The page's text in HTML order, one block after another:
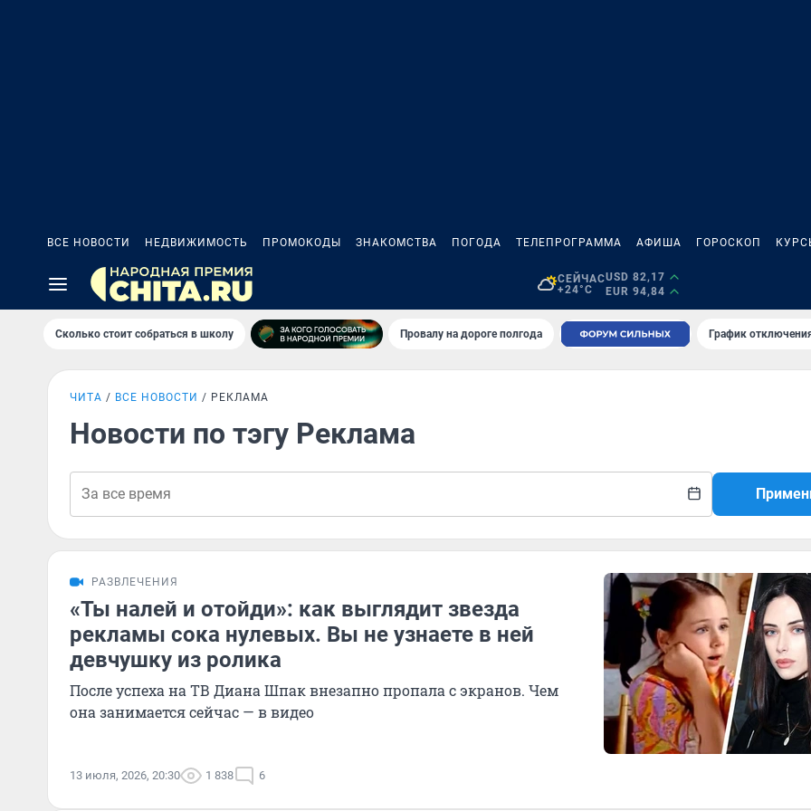
ВСЕ НОВОСТИ НЕДВИЖИМОСТЬ ПРОМОКОДЫ ЗНАКОМСТВА ПОГОДА ТЕЛЕПРОГРАММА АФИША ГОРОСКОП
СЕЙЧАС
+24°C
USD 82,17
EUR 94,84
Сколько стоит собраться в школу Провалу на дороге полгода График
ЧИТА ВСЕ НОВОСТИ РЕКЛАМА
Новости по тэгу Реклама
РАЗВЛЕЧЕНИЯ
«Ты налей и отойди»: как выглядит звезда
рекламы сока нулевых. Вы не узнаете в ней
девчушку из ролика
После успеха на ТВ Диана Шпак внезапно пропала с экранов. Чем
она занимается сейчас — в видео
13 июля, 2026, 20:30 1 838 6